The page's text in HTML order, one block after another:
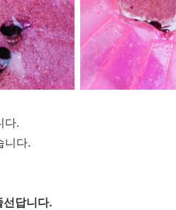
다.
니다.
선답니다.